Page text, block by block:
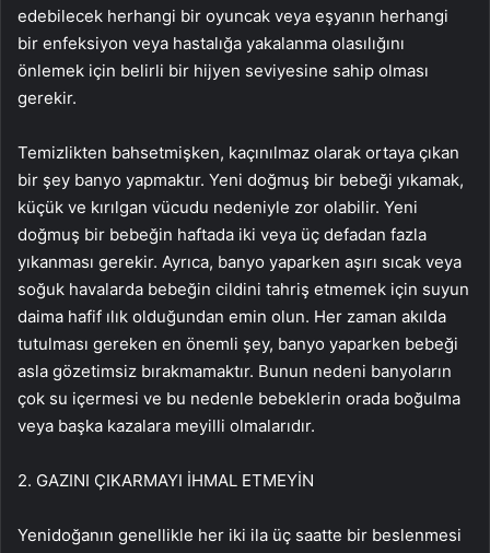
edebilecek herhangi bir oyuncak veya eşyanın herhangi
bir enfeksiyon veya hastalığa yakalanma olasılığını
önlemek için belirli bir hijyen seviyesine sahip olması
gerekir.
Temizlikten bahsetmişken, kaçınılmaz olarak ortaya çıkan
bir şey banyo yapmaktır. Yeni doğmuş bir bebeği yıkamak,
küçük ve kırılgan vücudu nedeniyle zor olabilir. Yeni
doğmuş bir bebeğin haftada iki veya üç defadan fazla
yıkanması gerekir. Ayrıca, banyo yaparken aşırı sıcak veya
soğuk havalarda bebeğin cildini tahriş etmemek için suyun
daima hafif ılık olduğundan emin olun. Her zaman akılda
tutulması gereken en önemli şey, banyo yaparken bebeği
asla gözetimsiz bırakmamaktır. Bunun nedeni banyoların
çok su içermesi ve bu nedenle bebeklerin orada boğulma
veya başka kazalara meyilli olmalarıdır.
2. GAZINI ÇIKARMAYI İHMAL ETMEYİN
Yenidoğanın genellikle her iki ila üç saatte bir beslenmesi